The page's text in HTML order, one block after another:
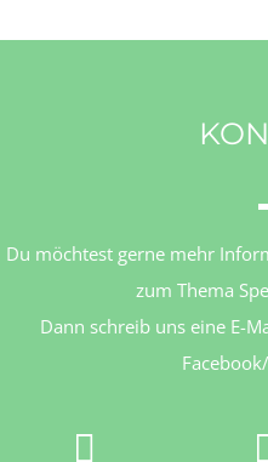
Du möchtest gerne mehr
zum Thema
Dann schreib uns eine E-